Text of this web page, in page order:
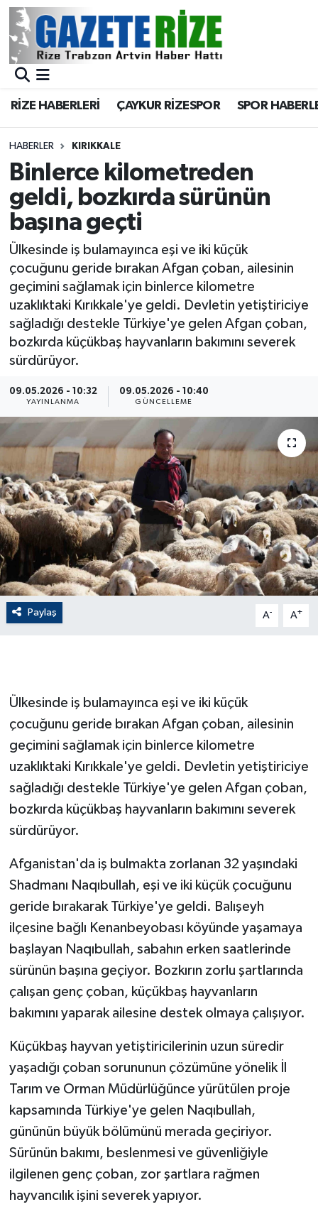
RİZE HABERLERİ ÇAYKUR RİZESPOR SPOR
HABERLER KIRIKKALE
Binlerce kilometreden
geldi, bozkırda sürünün
başına geçti
Ülkesinde iş bulamayınca eşi ve iki küçük
çocuğunu geride bırakan Afgan çoban, ailesinin
geçimini sağlamak için binlerce kilometre
uzaklıktaki Kırıkkale'ye geldi. Devletin yetiştiriciye
sağladığı destekle Türkiye'ye gelen Afgan çoban,
bozkırda küçükbaş hayvanların bakımını severek
sürdürüyor.
09.05.2026 - 10:32
YAYINLANMA
09.05.2026 - 10:40
GÜNCELLEME
Paylaş A- A+
Ülkesinde iş bulamayınca eşi ve iki küçük
çocuğunu geride bırakan Afgan çoban, ailesinin
geçimini sağlamak için binlerce kilometre
uzaklıktaki Kırıkkale'ye geldi. Devletin yetiştiriciye
sağladığı destekle Türkiye'ye gelen Afgan çoban,
bozkırda küçükbaş hayvanların bakımını severek
sürdürüyor.
Afganistan'da iş bulmakta zorlanan 32 yaşındaki
Shadmanı Naqıbullah, eşi ve iki küçük çocuğunu
geride bırakarak Türkiye'ye geldi. Balışeyh
ilçesine bağlı Kenanbeyobası köyünde yaşamaya
başlayan Naqıbullah, sabahın erken saatlerinde
sürünün başına geçiyor. Bozkırın zorlu şartlarında
çalışan genç çoban, küçükbaş hayvanların
bakımını yaparak ailesine destek olmaya çalışıyor.
Küçükbaş hayvan yetiştiricilerinin uzun süredir
yaşadığı çoban sorununun çözümüne yönelik İl
Tarım ve Orman Müdürlüğünce yürütülen proje
kapsamında Türkiye'ye gelen Naqıbullah,
gününün büyük bölümünü merada geçiriyor.
Sürünün bakımı, beslenmesi ve güvenliğiyle
ilgilenen genç çoban, zor şartlara rağmen
hayvancılık işini severek yapıyor.
BÖLGEMİZ
Asayiş
Rize Jandarma Komutanlığı
Bilim Teknoloji
Bölge
Advertising news
Canlı Maç
ÇEVRE
Dünya
EĞİTİM
EKONOMİ
English News
Finans
Flaş Haber
GÜNDEM
Güvenlik
HABERDE İNSAN
İNSAN
Jandarma
Kadın
KÜLTÜR SANAT
MAGAZİN
POLİTİKA
Sağlık
SİYASET
SPOR HABERLERİ
Merkez Nöbetçi Eczaneler
Merkez Trafik Yoğunluk Haritası
Süper Lig Puan Durumu ve Fikstür
Tüm Manşetler
Son Dakika Haberleri
Haber Arşivi